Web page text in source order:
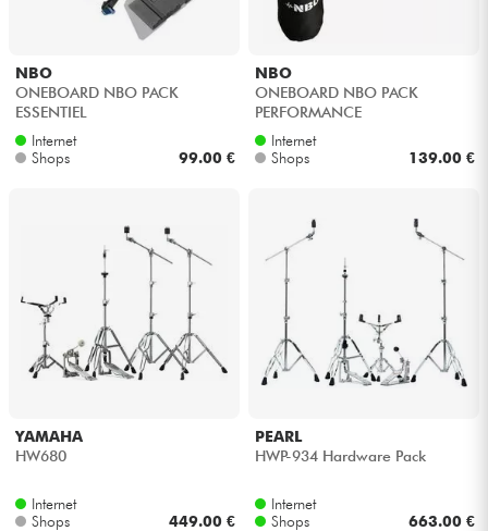
Violinen & Quartett
Kinder
Kabel & Zubehöre
Bundle
Sehen Sie sich unsere Marken an
NBO
ONEBOARD NBO PACK
ESSENTIEL
Internet
Shops
99.00 €
NBO
ONEBOARD NBO PACK
PERFORMANCE
Internet
Shops
139.00 €
YAMAHA
HW680
Internet
Shops
449.00 €
PEARL
HWP-934 Hardware Pack
Internet
Shops
663.00 €